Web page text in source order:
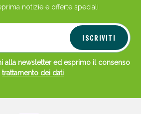
notizie e offerte speciali
ISCRIVITI
alla newsletter ed esprimo il consenso
trattamento dei dati